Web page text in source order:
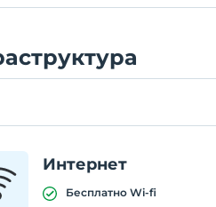
Интернет
Бесплатно Wi-fi